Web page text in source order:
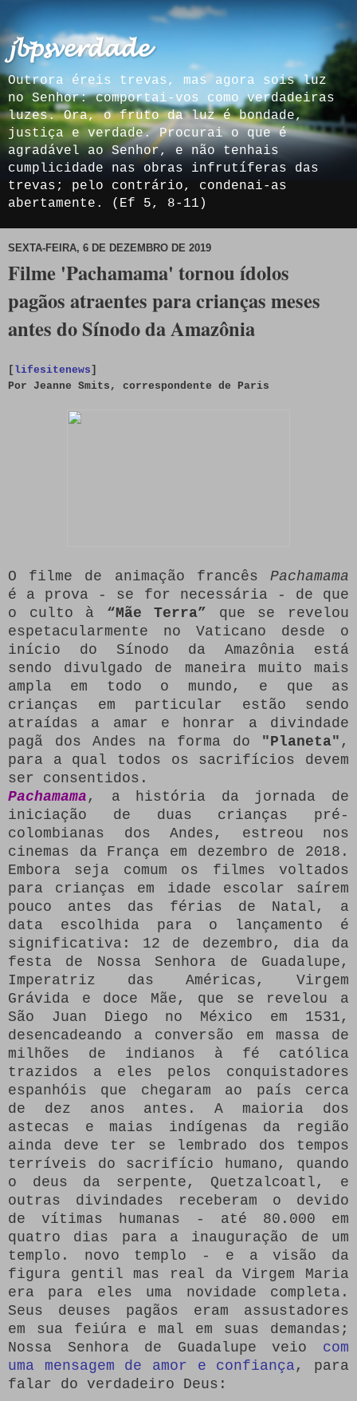
𝓳𝓫𝓹𝓼𝓿𝓮𝓻𝓭𝓪𝓭𝓮
Outrora éreis trevas, mas agora sois luz
no Senhor: comportai-vos como verdadeiras
luzes. Ora, o fruto da luz é bondade,
justiça e verdade. Procurai o que é
agradável ao Senhor, e não tenhais
cumplicidade nas obras infrutíferas das
trevas; pelo contrário, condenai-as
abertamente. (Ef 5, 8-11)
SEXTA-FEIRA, 6 DE DEZEMBRO DE 2019
Filme 'Pachamama' tornou ídolos
pagãos atraentes para crianças meses
antes do Sínodo da Amazônia
[ lifesitenews ]
Por Jeanne Smits, correspondente de Paris
O filme de animação francês Pachamama
é a prova - se for necessária - de que
o culto à “Mãe Terra” que se revelou
espetacularmente no Vaticano desde o
início do Sínodo da Amazônia está
sendo divulgado de maneira muito mais
ampla em todo o mundo, e que as
crianças em particular estão sendo
atraídas a amar e honrar a divindade
pagã dos Andes na forma do "Planeta" ,
para a qual todos os sacrifícios devem
ser consentidos.
Pachamama , a história da jornada de
iniciação de duas crianças pré-
colombianas dos Andes, estreou nos
cinemas da França em dezembro de 2018.
Embora seja comum os filmes voltados
para crianças em idade escolar saírem
pouco antes das férias de Natal, a
data escolhida para o lançamento é
significativa: 12 de dezembro, dia da
festa de Nossa Senhora de Guadalupe,
Imperatriz das Américas, Virgem
Grávida e doce Mãe, que se revelou a
São Juan Diego no México em 1531,
desencadeando a conversão em massa de
milhões de indianos à fé católica
trazidos a eles pelos conquistadores
espanhóis que chegaram ao país cerca
de dez anos antes.
A maioria dos
astecas e maias indígenas da região
ainda deve ter se lembrado dos tempos
terríveis do sacrifício humano, quando
o deus da serpente, Quetzalcoatl, e
outras divindades receberam o devido
de vítimas humanas - até 80.000 em
quatro dias para a inauguração de um
templo. novo templo - e a visão da
figura gentil mas real da Virgem Maria
era para eles uma novidade completa.
Seus deuses pagãos eram assustadores
em sua feiúra e mal em suas demandas;
Nossa Senhora de Guadalupe veio com
uma mensagem de amor e confiança, para
falar do verdadeiro Deus: